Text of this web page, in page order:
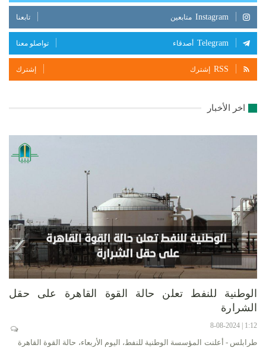
Instagram متابعين تابعنا
Telegram أصدقاء تواصلو معنا
RSS إشترك إشترك
اخر الأخبار
الوطنية للنفط تعلن حالة القوة القاهرة على حقل
الشرارة
1:12 | 8-08-2024
طرابلس - أعلنت المؤسسة الوطنية للنفط، اليوم الأربعاء، حالة القوة القاهرة